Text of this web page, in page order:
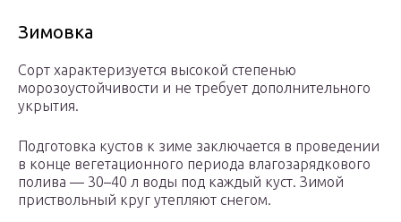
Зимовка
Сорт характеризуется высокой степенью
морозоустойчивости и не требует дополнительного
укрытия.
Подготовка кустов к зиме заключается в проведении
в конце вегетационного периода влагозарядкового
полива — 30–40 л воды под каждый куст. Зимой
приствольный круг утепляют снегом.